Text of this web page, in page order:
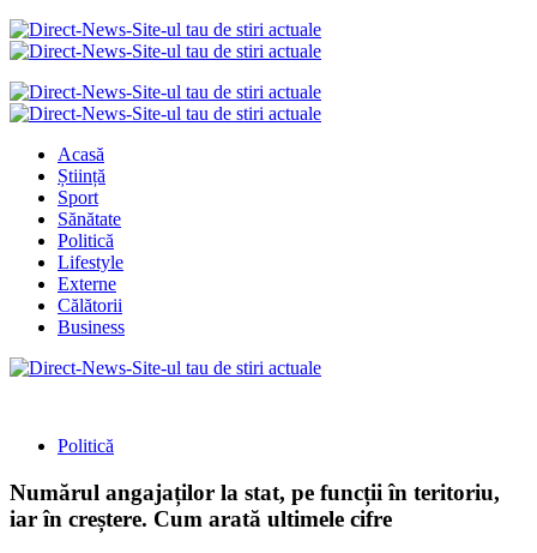
Acasă
Știință
Sport
Sănătate
Politică
Lifestyle
Externe
Călătorii
Business
Politică
Numărul angajaților la stat, pe funcții în teritoriu,
iar în creștere. Cum arată ultimele cifre